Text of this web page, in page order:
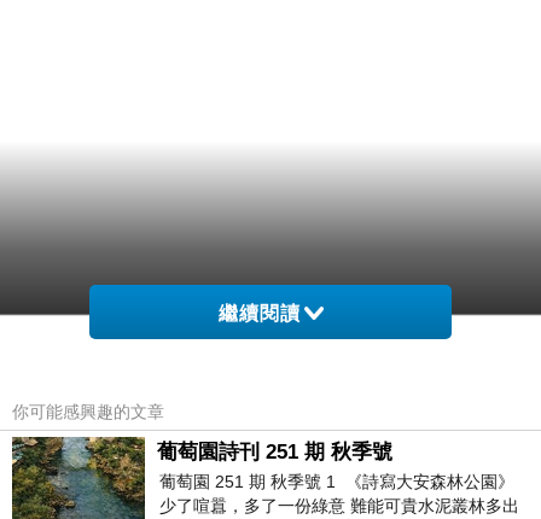
繼續閱讀
你可能感興趣的文章
葡萄園詩刊 251 期 秋季號
葡萄園 251 期 秋季號 1 《詩寫大安森林公園》
少了喧囂，多了一份綠意 難能可貴水泥叢林多出